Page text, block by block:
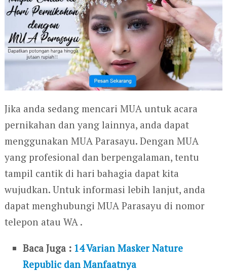
Jika anda sedang mencari MUA untuk acara
pernikahan dan yang lainnya, anda dapat
menggunakan MUA Parasayu. Dengan MUA
yang profesional dan berpengalaman, tentu
tampil cantik di hari bahagia dapat kita
wujudkan. Untuk informasi lebih lanjut, anda
dapat menghubungi MUA Parasayu di nomor
telepon atau WA .
Baca Juga : 14 Varian Masker Nature
Republic dan Manfaatnya